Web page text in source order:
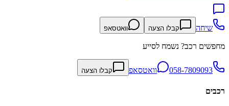
שיחה קבלו הצעה וואטסאפ
מחפשים רכב? נשמח לסייע
058-7809093 וואטסאפ קבלו הצעה
רכבים